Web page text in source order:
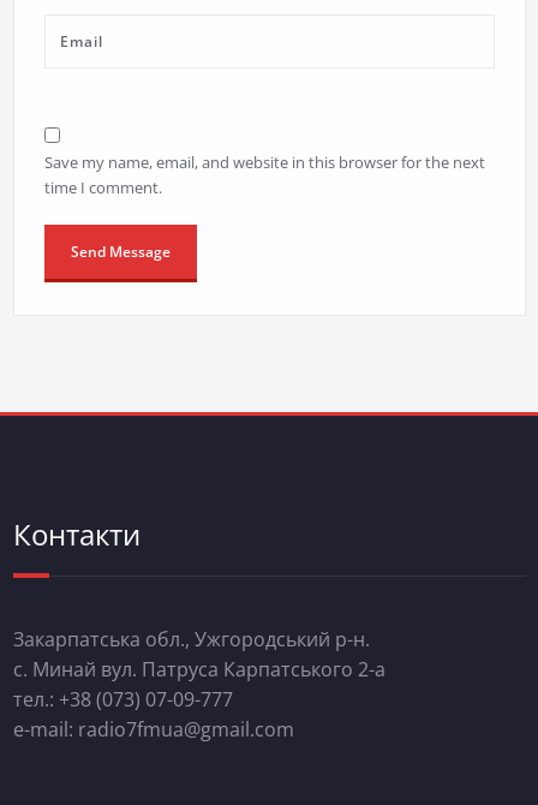
Save my name, email, and website in this browser for the next
time I comment.
Контакти
Закарпатська обл., Ужгородський р-н.
с. Минай вул. Патруса Карпатського 2-а
тел.: +38 (073) 07-09-777
e-mail: radio7fmua@gmail.com